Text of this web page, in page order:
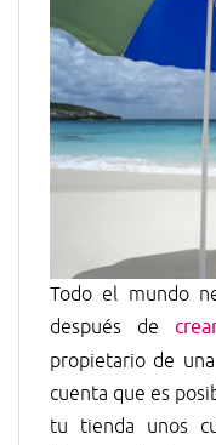
Todo el mundo
después de
propietario de una
cuenta que es
tu tienda unos